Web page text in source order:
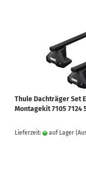
Thule Dachträger Set
Montagekit 7105 7124
Lieferzeit: auf Lager